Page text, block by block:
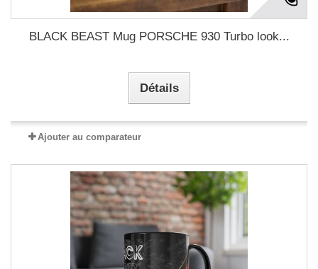
BLACK BEAST Mug PORSCHE 930 Turbo look...
Détails
Ajouter au comparateur